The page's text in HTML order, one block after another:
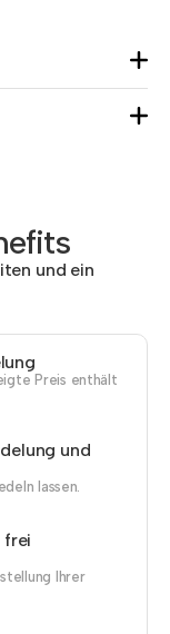
und ein
Preis enthält
und
lassen.
frei
Ihrer